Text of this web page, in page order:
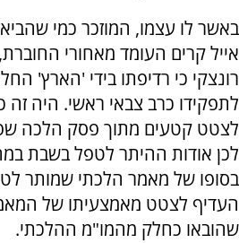
באשר לו עצמו, המוזכר כמי
אייל קרים העומד מאחורי החוברת,
רונצקי כי רדיפתו בידי 'הארץ'
לתפקידו כרב צבאי ראשי. היה זה
לצטט קטעים מתוך פסק הלכה
לכן אודות ההיתר לטפל בשבת
בסופו של מאמר הלכתי שמותר
העדיף לצטט מאמצעיתו של
שהובאו כחלק מהמו"מ ההלכתי.